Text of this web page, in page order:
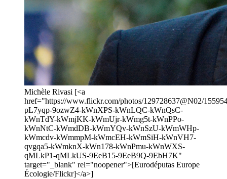
Michèle Rivasi [<a
href="https://www.flickr.com/photos/129728637@N02/
pL7yqp-9ozwZ4-kWnXPS-kWnLQC-kWnQsC-
kWnTdY-kWmjKK-kWmUjr-kWmg5t-kWnPPo-
kWnNtC-kWmdDB-kWmYQv-kWnSzU-kWmWHp-
kWmcdv-kWmmpM-kWmcEH-kWmSiH-kWnVH7-
qvgqa5-kWmknX-kWn178-kWnPmu-kWnWXS-
qMLkP1-qMLkUS-9EeB15-9EeB9Q-9EbH7K"
target="_blank" rel="noopener">[Eurodéputas Europe
Écologie/Flickr]</a>]